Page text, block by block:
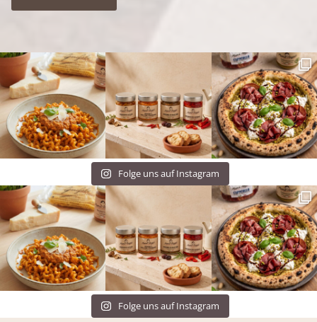
Folge uns auf Instagram
Folge uns auf Instagram